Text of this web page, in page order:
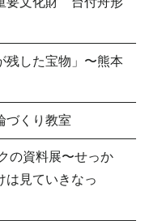
残した宝物」〜熊本
づくり教室
の資料展〜せっか
は見ていきなっ